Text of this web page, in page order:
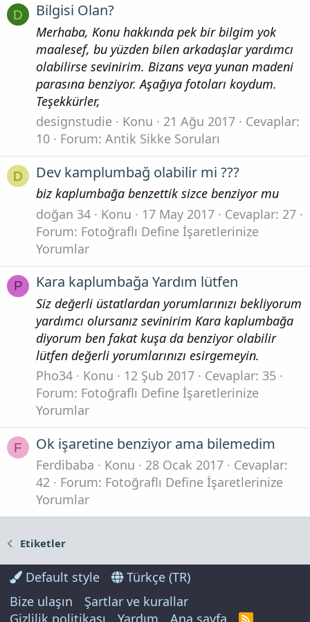
D Bilgisi Olan?
Merhaba, Konu hakkında pek bir bilgim yok
maalesef, bu yüzden bilen arkadaşlar yardımcı
olabilirse sevinirim. Bizans veya yunan madeni
parasına benziyor. Aşağıya fotoları koydum.
Teşekkürler,
designstudie
Konu 21 Ağu 2017
Cevaplar:
10
Forum: Antik Sikke Soruları
D Dev kamplumbağ olabilir mi ???
biz kaplumbağa benzettik sizce benziyor mu
doğan 34
Konu 17 May 2017
Cevaplar: 27
Forum: Fotoğraflı Define İşaretlerinize
Yorumlar
P Kara kaplumbağa Yardım lütfen
Siz değerli üstatlardan yorumlarınızı bekliyorum
yardımcı olursanız sevinirim Kara kaplumbağa
diyorum ben fakat kuşa da benziyor olabilir
lütfen değerli yorumlarınızı esirgemeyin.
Pho34
Konu 12 Şub 2017
Cevaplar: 35
Forum: Fotoğraflı Define İşaretlerinize
Yorumlar
F Ok işaretine benziyor ama bilemedim
Ferdibaba Konu 28 Ocak 2017
Cevaplar:
42
Forum: Fotoğraflı Define İşaretlerinize
Yorumlar
Etiketler
Default style
Türkçe (TR)
Bize ulaşın
Şartlar ve kurallar
Gizlilik politikası
Yardım Ana sayfa R